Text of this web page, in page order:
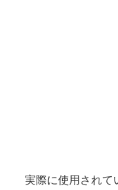
実際に使用されて